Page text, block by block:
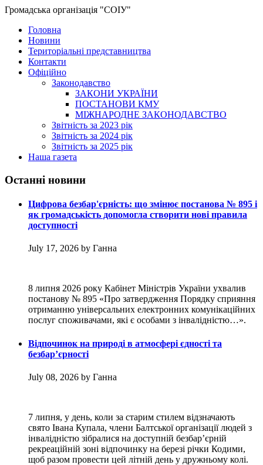
Громадська організація "СОІУ"
Головна
Новини
Територіальні представництва
Контакти
Офіційно
Законодавство
ЗАКОНИ УКРАЇНИ
ПОСТАНОВИ КМУ
МІЖНАРОДНЕ ЗАКОНОДАВСТВО
Звітність за 2023 рік
Звітність за 2024 рік
Звітність за 2025 рік
Наша газета
Останні новини
Цифрова безбар'єрність: що змінює постанова № 895 і
як громадськість допомогла створити нові правила
доступності
July 17, 2026 by Ганна
8 липня 2026 року Кабінет Міністрів України ухвалив
постанову № 895 «Про затвердження Порядку сприяння
отриманню універсальних електронних комунікаційних
послуг споживачами, які є особами з інвалідністю…».
Відпочинок на природі в атмосфері єдності та
безбар’єрності
July 08, 2026 by Ганна
7 липня, у день, коли за старим стилем відзначають
свято Івана Купала, члени Балтської організації людей з
інвалідністю зібралися на доступній безбар’єрній
рекреаційній зоні відпочинку на березі річки Кодими,
щоб разом провести цей літній день у дружньому колі.